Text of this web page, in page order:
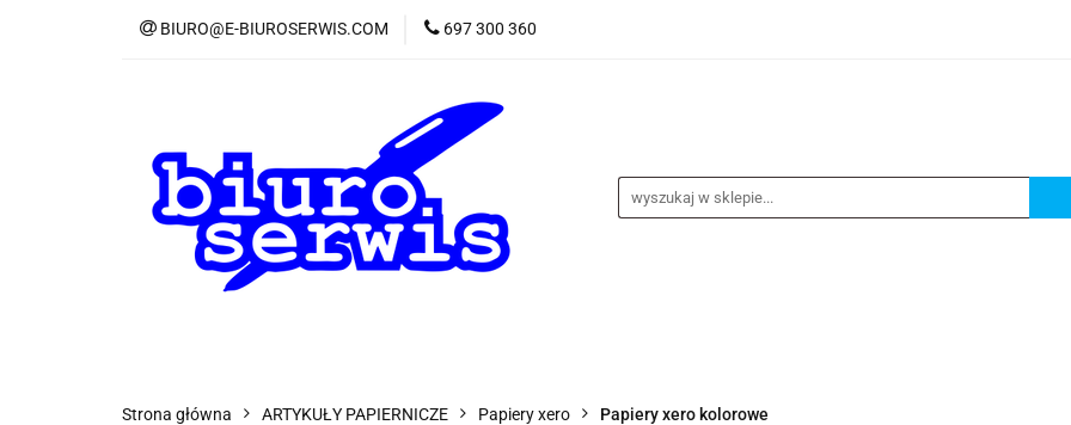
BIURO@E-BIUROSERWIS.COM 697 300 360
Strona główna ARTYKUŁY PAPIERNICZE Papiery xero Papiery xero kolorowe